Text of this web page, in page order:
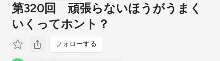
第320回 頑張らないほうがうまく
いくってホント？
フォローする